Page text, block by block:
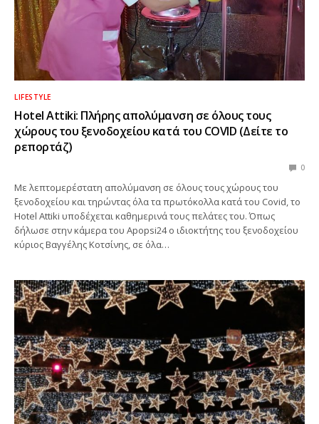
LIFESTYLE
Hotel Attiki: Πλήρης απολύμανση σε όλους τους
χώρους του ξενοδοχείου κατά του COVID (Δείτε το
ρεπορτάζ)
0
Με λεπτομερέστατη απολύμανση σε όλους τους χώρους του
ξενοδοχείου και τηρώντας όλα τα πρωτόκολλα κατά του Covid, το
Hotel Attiki υποδέχεται καθημερινά τους πελάτες του. Όπως
δήλωσε στην κάμερα του Apopsi24 ο ιδιοκτήτης του ξενοδοχείου
κύριος Βαγγέλης Κοτσίνης, σε όλα…